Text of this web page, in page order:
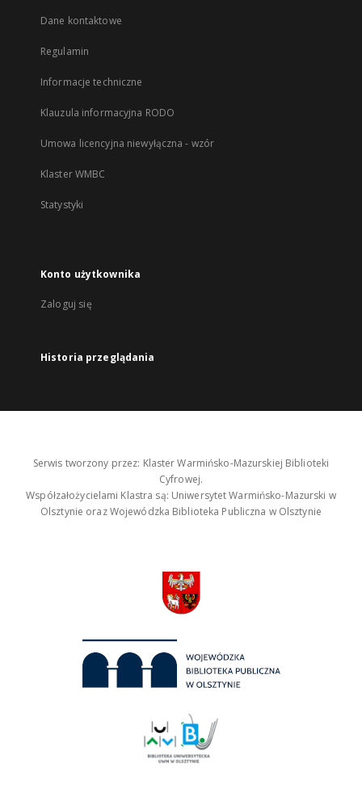
Dane kontaktowe
Regulamin
Informacje techniczne
Klauzula informacyjna RODO
Umowa licencyjna niewyłączna - wzór
Klaster WMBC
Statystyki
Konto użytkownika
Zaloguj się
Historia przeglądania
Serwis tworzony przez: Klaster Warmińsko-Mazurskiej Biblioteki
Cyfrowej.
Współzałożycielami Klastra są: Uniwersytet Warmińsko-Mazurski w
Olsztynie oraz Wojewódzka Biblioteka Publiczna w Olsztynie